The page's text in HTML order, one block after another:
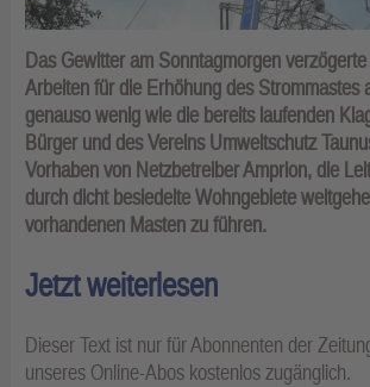
Das Gewitter am Sonntagmorgen
Arbeiten für die Erhöhung des Strommastes
genauso wenig wie die bereits laufenden
Bürger und des Vereins Umweltschutz
Vorhaben von Netzbetreiber Amprion, die
durch dicht besiedelte Wohngebiete
vorhandenen Masten zu führen.
Jetzt weiterlesen
Dieser Text ist nur für Abonnenten der
unseres Online-Abos kostenlos zugänglich.